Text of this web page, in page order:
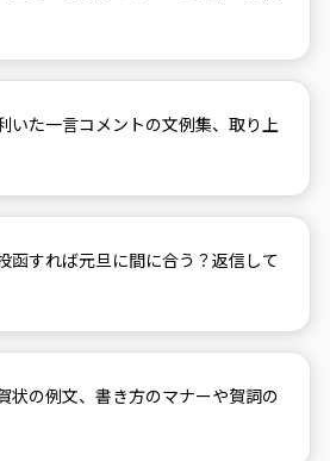
いた一言コメントの文例集、取り上
函すれば元旦に間に合う？返信して
状の例文、書き方のマナーや賀詞の